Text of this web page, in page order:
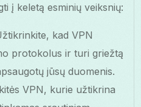
į keletą esminių veiksnių:
kad VPN
protokolus ir turi griežtą
jūsų duomenis.
VPN, kurie užtikrina